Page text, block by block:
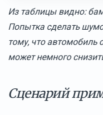
Из таблицы видно:
Попытка сделать
тому, что автомобиль
может немного
Сценарий